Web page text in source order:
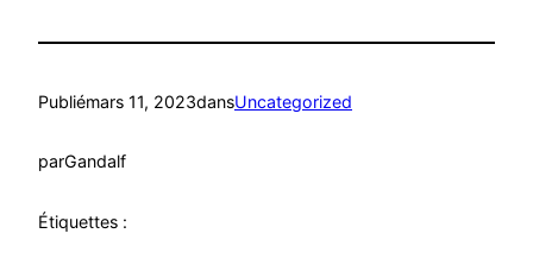
Publiémars 11, 2023dansUncategorized
parGandalf
Étiquettes :